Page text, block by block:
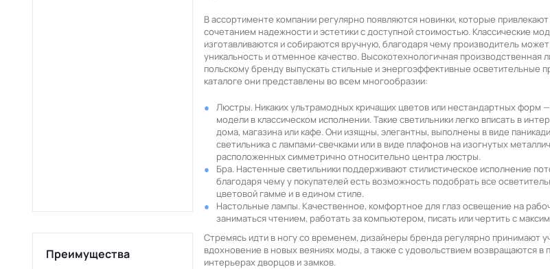
В ассортименте компании регулярно появляются новинки, которые
сочетанием надежности и эстетики с доступной стоимостью. Классические
изготавливаются и собираются вручную, благодаря чему производитель
уникальность и отменное качество. Высокотехнологичная производственная
польскому бренду выпускать стильные и энергоэффективные осветительные
каталоге они представлены во всем многообразии:
Люстры. Никаких ультрамодных кричащих цветов или нестандартных форм
модели в классическом исполнении. Такие светильники легко вписать в
дома, магазина или кафе. Они изящны, элегантны, выполнены в виде
светильника с лампами-свечками или в виде плафонов на изогнутых
расположенных симметрично относительно центра люстры.
Бра. Настенные светильники поддерживают стилистическое исполнение
благодаря чему у покупателей есть возможность подобрать все
цветовой гамме и в едином стиле.
Настольные лампы. Качественное, комфортное для глаз освещение на
заниматься чтением, работать за компьютером, писать или чертить с
Стремясь идти в ногу со временем, дизайнеры бренда регулярно принимают
вдохновение в новых веяниях моды, а также с удовольствием возвращаются
интерьерах дворцов и замков.
Преимущества